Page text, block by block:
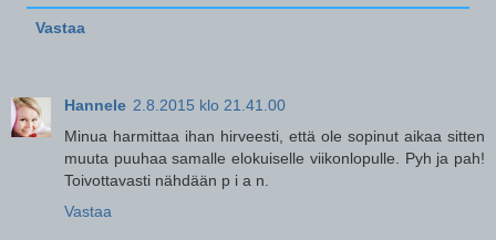
Vastaa
Hannele 2.8.2015 klo 21.41.00
Minua harmittaa ihan hirveesti, että ole sopinut aikaa sitten
muuta puuhaa samalle elokuiselle viikonlopulle. Pyh ja pah!
Toivottavasti nähdään p i a n.
Vastaa